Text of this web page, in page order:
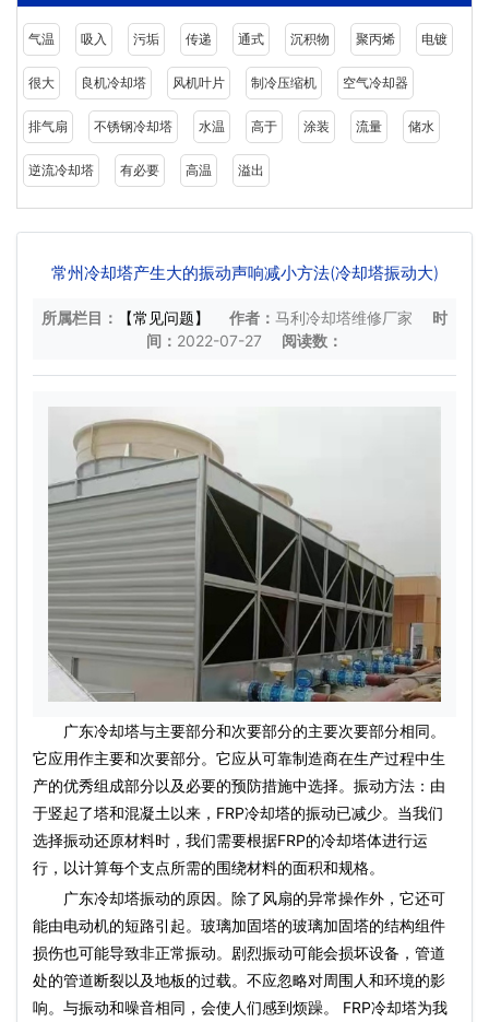
气温 吸入 污垢 传递 通式 沉积物 聚丙烯 电镀
很大 良机冷却塔 风机叶片 制冷压缩机 空气冷却器
排气扇 不锈钢冷却塔 水温 高于 涂装 流量 储水
逆流冷却塔 有必要 高温 溢出
常州冷却塔产生大的振动声响减小方法(冷却塔振动大)
所属栏目： 【常见问题】 作者： 马利冷却塔维修厂家
时
间： 2022-07-27 阅读数：
广东冷却塔与主要部分和次要部分的主要次要部分相同。
它应用作主要和次要部分。它应从可靠制造商在生产过程中生
产的优秀组成部分以及必要的预防措施中选择。振动方法：由
于竖起了塔和混凝土以来，FRP冷却塔的振动已减少。当我们
选择振动还原材料时，我们需要根据FRP的冷却塔体进行运
行，以计算每个支点所需的围绕材料的面积和规格。
广东冷却塔振动的原因。除了风扇的异常操作外，它还可
能由电动机的短路引起。玻璃加固塔的玻璃加固塔的结构组件
损伤也可能导致非正常振动。剧烈振动可能会损坏设备，管道
处的管道断裂以及地板的过载。不应忽略对周围人和环境的影
响。与振动和噪音相同，会使人们感到烦躁。 FRP冷却塔为我